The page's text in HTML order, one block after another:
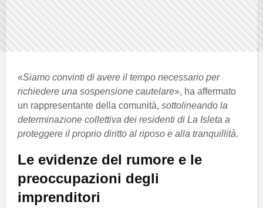
«Siamo convinti di avere il tempo necessario per
richiedere una sospensione cautelare», ha affermato
un rappresentante della comunità, sottolineando la
determinazione collettiva dei residenti di La Isleta a
proteggere il proprio diritto al riposo e alla tranquillità.
Le evidenze del rumore e le
preoccupazioni degli
imprenditori